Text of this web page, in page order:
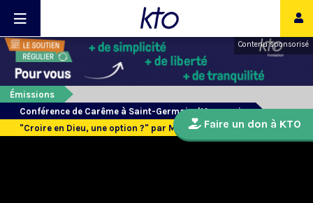
Contenu sponsorisé
Émissions
Conférence de Carême à Saint-Germain-l’Auxerrois
"Croire en Dieu, une option ?" par Mgr Eric de Moulins-Beaufort
Faire un don à KTO